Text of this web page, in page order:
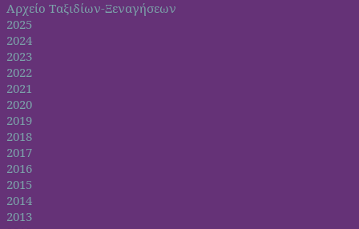
Αρχείο Ταξιδίων-Ξεναγήσεων
2025
2024
2023
2022
2021
2020
2019
2018
2017
2016
2015
2014
2013